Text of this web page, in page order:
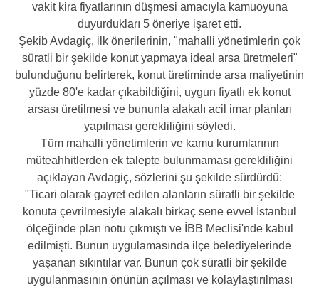
vakit kira fiyatlarının düşmesi amacıyla kamuoyuna
duyurdukları 5 öneriye işaret etti.
Şekib Avdagiç, ilk önerilerinin, "mahalli yönetimlerin çok
süratli bir şekilde konut yapmaya ideal arsa üretmeleri"
bulunduğunu belirterek, konut üretiminde arsa maliyetinin
yüzde 80'e kadar çıkabildiğini, uygun fiyatlı ek konut
arsası üretilmesi ve bununla alakalı acil imar planları
yapılması gerekliliğini söyledi.
Tüm mahalli yönetimlerin ve kamu kurumlarının
müteahhitlerden ek talepte bulunmaması gerekliliğini
açıklayan Avdagiç, sözlerini şu şekilde sürdürdü:
"Ticari olarak gayret edilen alanların süratli bir şekilde
konuta çevrilmesiyle alakalı birkaç sene evvel İstanbul
ölçeğinde plan notu çıkmıştı ve İBB Meclisi'nde kabul
edilmişti. Bunun uygulamasında ilçe belediyelerinde
yaşanan sıkıntılar var. Bunun çok süratli bir şekilde
uygulanmasının önünün açılması ve kolaylaştırılması